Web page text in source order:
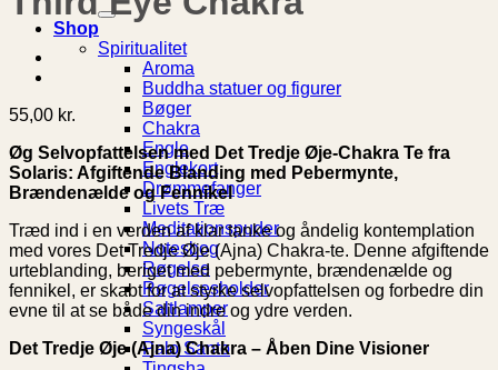
efter:
Shop
Spiritualitet
Aroma
Buddha statuer og figurer
Bøger
Chakra
Engle
Englekort
Drømmefanger
Livets Træ
Meditationspuder
Notesbog
Røgelse
Røgelsesholder
Saltlamper
Syngeskål
Palo Santo
55,00 kr.
Øg Selvopfattelsen med Det Tredje Øje-Chakra Te fra
Solaris: Afgiftende Blanding med Pebermynte,
Brændenælde og Fennikel
Træd ind i en verden af klar tanke og åndelig kontemplation
med vores Det Tredje Øje (Ajna) Chakra-te. Denne afgiftende
urteblanding, beriget med pebermynte, brændenælde og
fennikel, er skabt for at styrke selvopfattelsen og forbedre din
evne til at se både din indre og ydre verden.
Det Tredje Øje (Ajna) Chakra – Åben Dine Visioner